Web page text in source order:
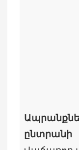
ընտրանի